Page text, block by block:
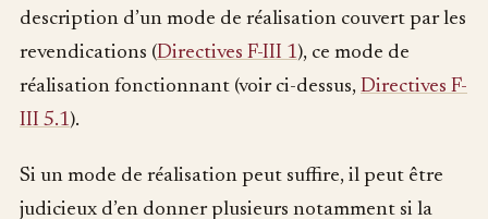
description d’un mode de réalisation couvert par les
revendications (Directives F-III 1), ce mode de
réalisation fonctionnant (voir ci-dessus, Directives F-
III 5.1).
Si un mode de réalisation peut suffire, il peut être
judicieux d’en donner plusieurs notamment si la